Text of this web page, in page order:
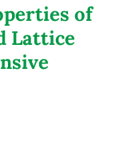
of
Lattice